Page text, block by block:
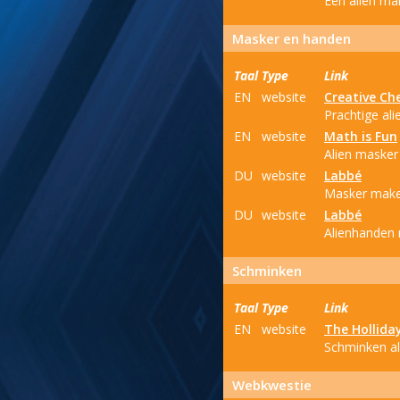
Masker en handen
Taal Type
Link
EN
website
Creative
Prachtige
EN
website
Math is Fun
Alien
DU website
Labbé
Masker
DU website
Labbé
Alienhanden
Schminken
Taal Type
Link
EN
website
The
Schminken
Webkwestie